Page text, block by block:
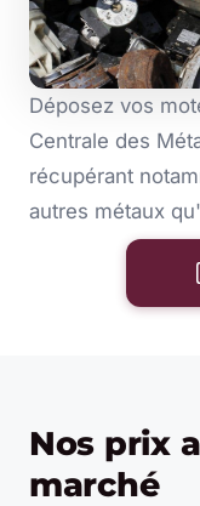
Déposez vos
Centrale des
récupérant
autres métaux
Nos prix
marché